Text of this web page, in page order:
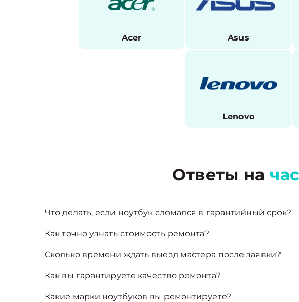
Acer Asus
Lenovo
Ответы на
Что делать, если ноутбук сломался в гарантийный срок?
Как точно узнать стоимость ремонта?
Сколько времени ждать выезд мастера после заявки?
Как вы гарантируете качество ремонта?
Какие марки ноутбуков вы ремонтируете?